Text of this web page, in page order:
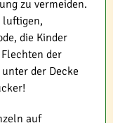
zu vermeiden.
luftigen,
die Kinder
der
der Decke
auf